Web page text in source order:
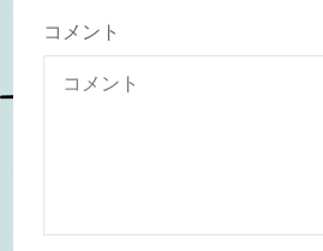
コメント